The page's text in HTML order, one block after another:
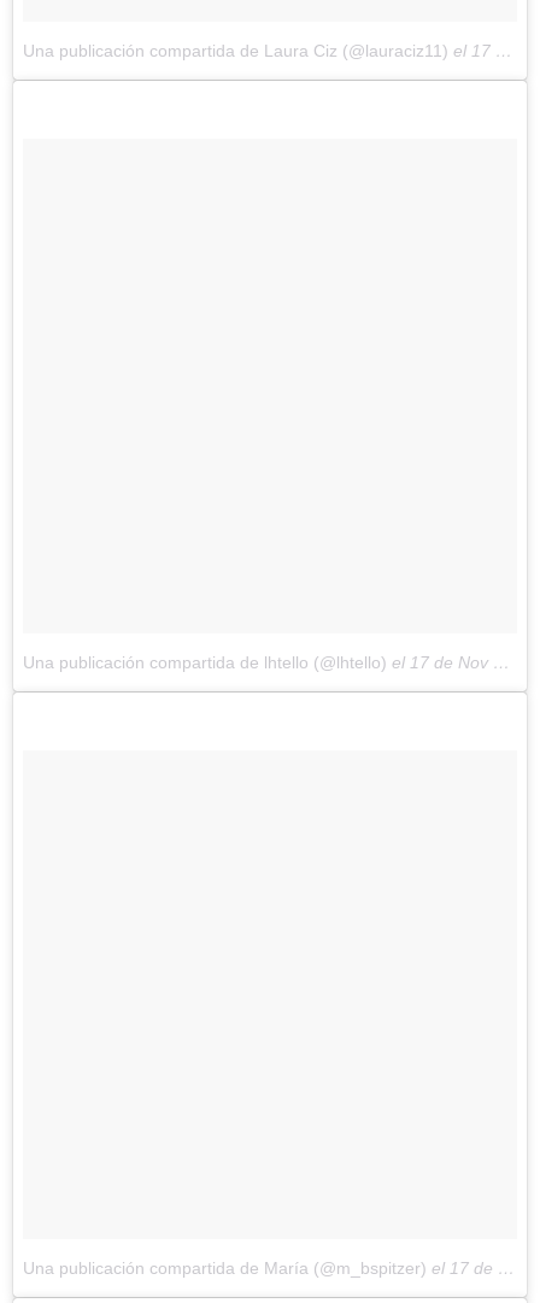
Una publicación compartida de Laura Ciz (@lauraciz11) el 17 de Nov de 2017 a la(s) 9:01 PST
Una publicación compartida de lhtello (@lhtello) el 17 de Nov de 2017 a la(s) 11:56 PST
Una publicación compartida de María (@m_bspitzer) el 17 de Nov de 2017 a la(s) 1:10 PST